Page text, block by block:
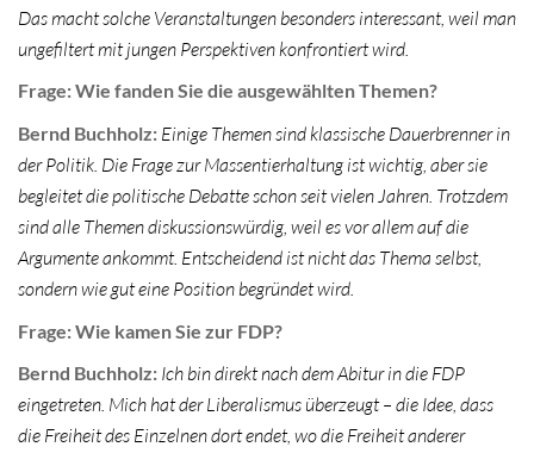
Das macht solche Veranstaltungen besonders interessant, weil man
ungefiltert mit jungen Perspektiven konfrontiert wird.
Frage: Wie fanden Sie die ausgewählten Themen?
Bernd Buchholz: Einige Themen sind klassische Dauerbrenner in
der Politik. Die Frage zur Massentierhaltung ist wichtig, aber sie
begleitet die politische Debatte schon seit vielen Jahren. Trotzdem
sind alle Themen diskussionswürdig, weil es vor allem auf die
Argumente ankommt. Entscheidend ist nicht das Thema selbst,
sondern wie gut eine Position begründet wird.
Frage: Wie kamen Sie zur FDP?
Bernd Buchholz: Ich bin direkt nach dem Abitur in die FDP
eingetreten. Mich hat der Liberalismus überzeugt – die Idee, dass
die Freiheit des Einzelnen dort endet, wo die Freiheit anderer